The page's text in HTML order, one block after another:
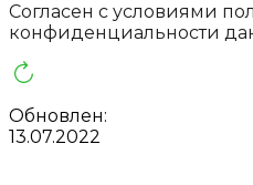
Cогласен с условиями
конфиденциальности
Обновлен:
13.07.2022